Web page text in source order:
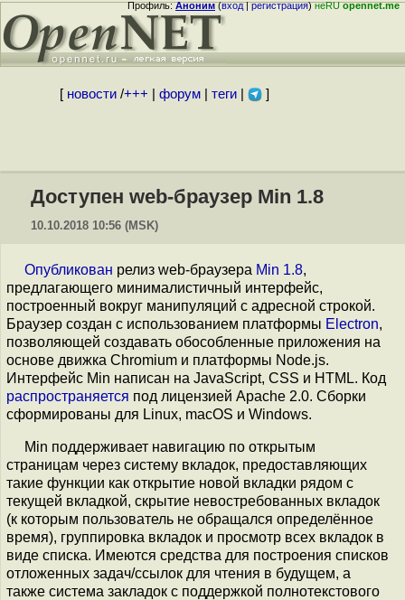
Профиль:Аноним(вход|регистрация)неRUopennet.me
[ новости/+++ форум| теги| ]
Доступен web-браузер Min 1.8
10.10.2018 10:56 (MSK)
Опубликован релиз web-браузера Min 1.8,
предлагающего минималистичный интерфейс,
построенный вокруг манипуляций с адресной строкой.
Браузер создан с использованием платформы Electron,
позволяющей создавать обособленные приложения на
основе движка Chromium и платформы Node.js.
Интерфейс Min написан на JavaScript, CSS и HTML. Код
распространяется под лицензией Apache 2.0. Сборки
сформированы для Linux, macOS и Windows.
Min поддерживает навигацию по открытым
страницам через систему вкладок, предоставляющих
такие функции как открытие новой вкладки рядом с
текущей вкладкой, скрытие невостребованных вкладок
(к которым пользователь не обращался определённое
время), группировка вкладок и просмотр всех вкладок в
виде списка. Имеются средства для построения списков
отложенных задач/ссылок для чтения в будущем, а
также система закладок с поддержкой полнотекстового